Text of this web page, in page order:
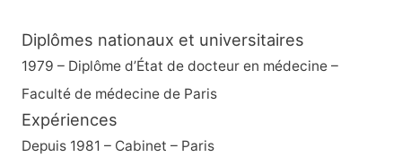
Diplômes nationaux et universitaires
1979 – Diplôme d’État de docteur en médecine –
Faculté de médecine de Paris
Expériences
Depuis 1981 – Cabinet – Paris